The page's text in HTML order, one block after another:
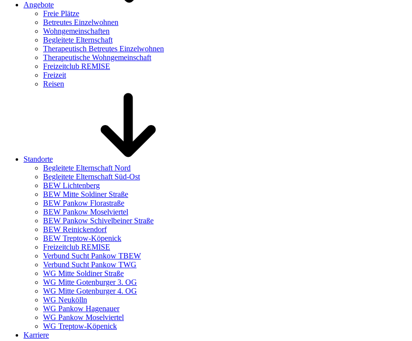
Angebote
Freie Plätze
Betreutes Einzelwohnen
Wohngemeinschaften
Begleitete Elternschaft
Therapeutisch Betreutes Einzelwohnen
Therapeutische Wohngemeinschaft
Freizeitclub REMISE
Freizeit
Reisen
Standorte
Begleitete Elternschaft Nord
Begleitete Elternschaft Süd-Ost
BEW Lichtenberg
BEW Mitte Soldiner Straße
BEW Pankow Florastraße
BEW Pankow Moselviertel
BEW Pankow Schivelbeiner Straße
BEW Reinickendorf
BEW Treptow-Köpenick
Freizeitclub REMISE
Verbund Sucht Pankow TBEW
Verbund Sucht Pankow TWG
WG Mitte Soldiner Straße
WG Mitte Gotenburger 3. OG
WG Mitte Gotenburger 4. OG
WG Neukölln
WG Pankow Hagenauer
WG Pankow Moselviertel
WG Treptow-Köpenick
Karriere